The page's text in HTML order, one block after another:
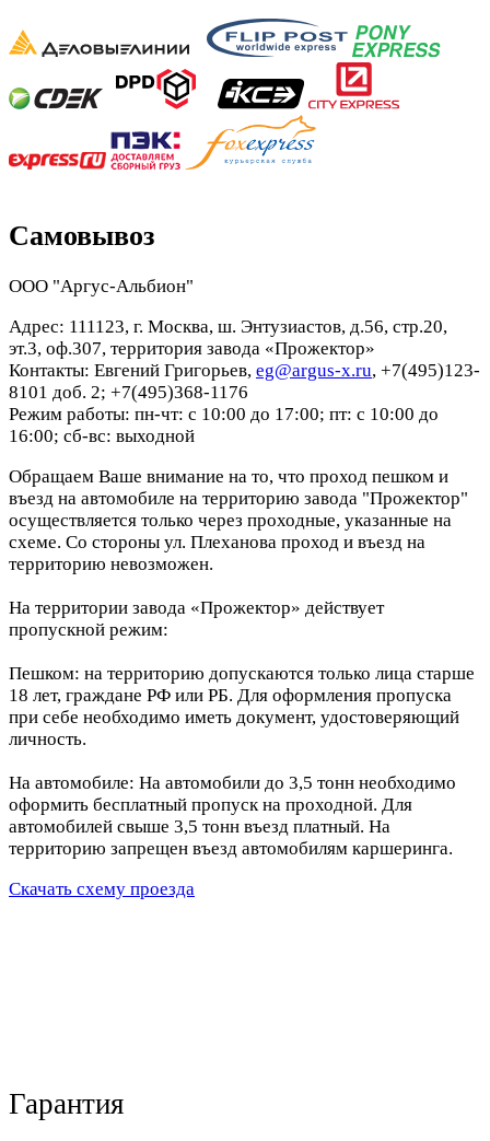
Самовывоз
ООО "Аргус-Альбион"
Адрес: 111123, г. Москва, ш. Энтузиастов, д.56, стр.20,
эт.3, оф.307, территория завода «Прожектор»
Контакты: Евгений Григорьев, eg@argus-x.ru, +7(495)123-
8101 доб. 2; +7(495)368-1176
Режим работы: пн-чт: с 10:00 до 17:00; пт: с 10:00 до
16:00; сб-вс: выходной
Обращаем Ваше внимание на то, что проход пешком и
въезд на автомобиле на территорию завода "Прожектор"
осуществляется только через проходные, указанные на
схеме. Со стороны ул. Плеханова проход и въезд на
территорию невозможен.
На территории завода «Прожектор» действует
пропускной режим:
Пешком: на территорию допускаются только лица старше
18 лет, граждане РФ или РБ. Для оформления пропуска
при себе необходимо иметь документ, удостоверяющий
личность.
На автомобиле: На автомобили до 3,5 тонн необходимо
оформить бесплатный пропуск на проходной. Для
автомобилей свыше 3,5 тонн въезд платный. На
территорию запрещен въезд автомобилям каршеринга.
Скачать схему проезда
Гарантия